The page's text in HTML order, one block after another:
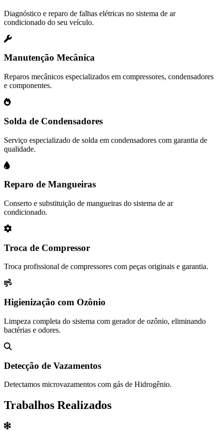
Diagnóstico e reparo de falhas elétricas no sistema de ar
condicionado do seu veículo.
Manutenção Mecânica
Reparos mecânicos especializados em compressores, condensadores
e componentes.
Solda de Condensadores
Serviço especializado de solda em condensadores com garantia de
qualidade.
Reparo de Mangueiras
Conserto e substituição de mangueiras do sistema de ar
condicionado.
Troca de Compressor
Troca profissional de compressores com peças originais e garantia.
Higienização com Ozônio
Limpeza completa do sistema com gerador de ozônio, eliminando
bactérias e odores.
Detecção de Vazamentos
Detectamos microvazamentos com gás de Hidrogênio.
Trabalhos Realizados